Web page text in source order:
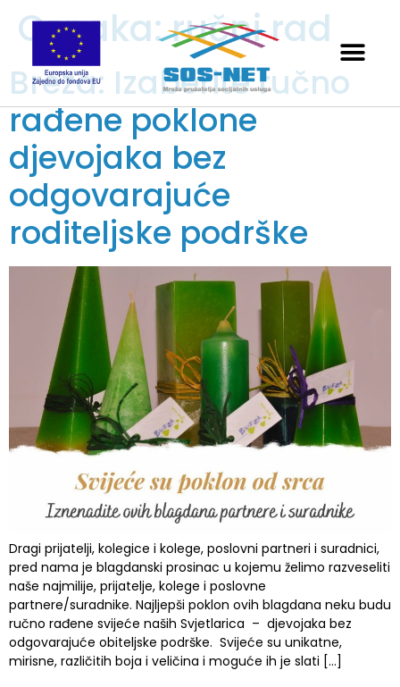
Oznaka:ručni rad
Breza: Izaberite ručno
rađene poklone
djevojaka bez
odgovarajuće
roditeljske podrške
Dragi prijatelji, kolegice i kolege, poslovni partneri i suradnici,
pred nama je blagdanski prosinac u kojemu želimo razveseliti
naše najmilije, prijatelje, kolege i poslovne
partnere/suradnike. Najljepši poklon ovih blagdana neku budu
ručno rađene svijeće naših Svjetlarica – djevojaka bez
odgovarajuće obiteljske podrške. Svijeće su unikatne,
mirisne, različitih boja i veličina i moguće ih je slati […]